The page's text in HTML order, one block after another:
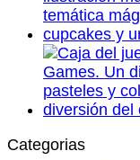
Categorias